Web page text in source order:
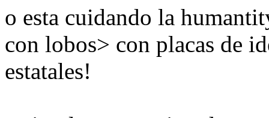
o esta cuidando la
con lobos> con placas de
estatales!